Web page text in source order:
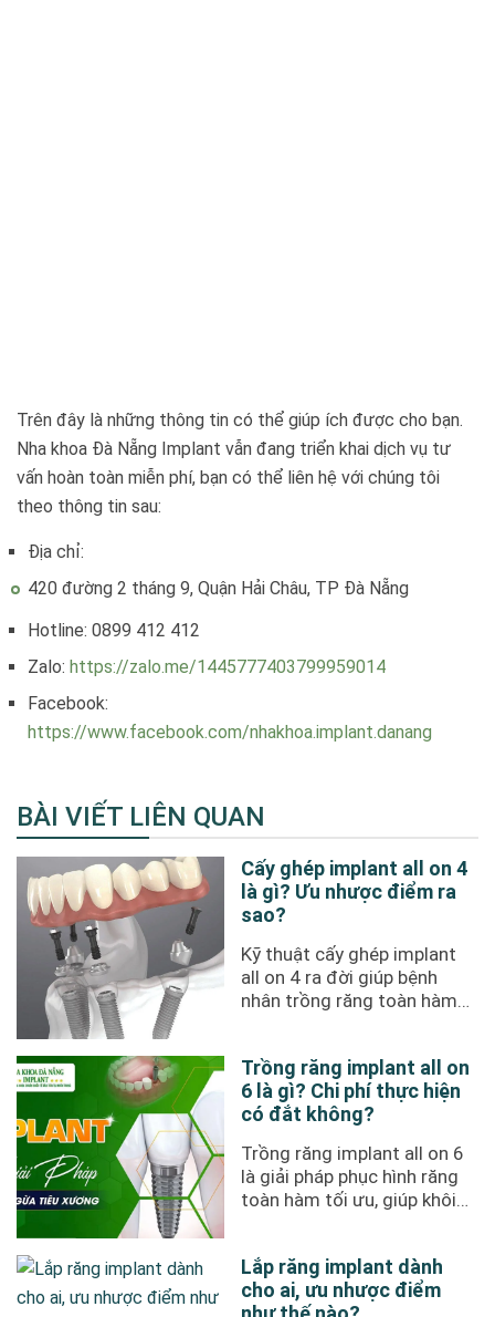
Trên đây là những thông tin có thể giúp ích được cho bạn.
Nha khoa Đà Nẵng Implant vẫn đang triển khai dịch vụ tư
vấn hoàn toàn miễn phí, bạn có thể liên hệ với chúng tôi
theo thông tin sau:
Địa chỉ:
420 đường 2 tháng 9, Quận Hải Châu, TP Đà Nẵng
Hotline: 0899 412 412
Zalo: https://zalo.me/1445777403799959014
Facebook:
https://www.facebook.com/nhakhoa.implant.danang
BÀI VIẾT LIÊN QUAN
Cấy ghép implant all on 4
là gì? Ưu nhược điểm ra
sao?
Kỹ thuật cấy ghép implant
all on 4 ra đời giúp bệnh
nhân trồng răng toàn hàm
Trồng răng implant all on
6 là gì? Chi phí thực hiện
có đắt không?
Trồng răng implant all on 6
là giải pháp phục hình răng
toàn hàm tối ưu, giúp khôi
Lắp răng implant dành
cho ai, ưu nhược điểm